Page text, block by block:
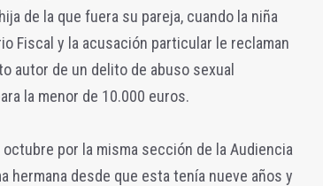
de la que fuera su pareja, cuando la niña
Fiscal y la acusación particular le reclaman
autor de un delito de abuso sexual
la menor de 10.000 euros.
por la misma sección de la Audiencia
hermana desde que esta tenía nueve años y